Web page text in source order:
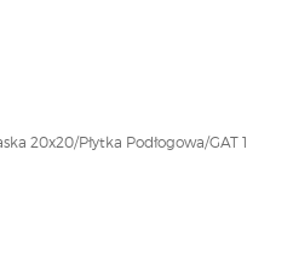
20x20/Płytka Podłogowa/GAT 1